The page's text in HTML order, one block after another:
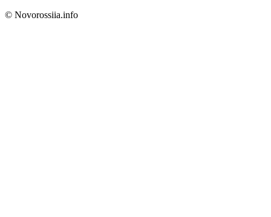
© Novorossiia.info